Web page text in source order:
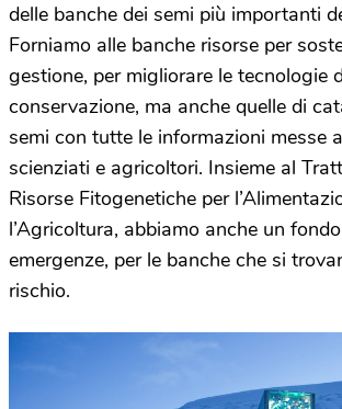
delle banche dei semi più importanti
Forniamo alle banche risorse per
gestione, per migliorare le tecnologie
conservazione, ma anche quelle di
semi con tutte le informazioni messe
scienziati e agricoltori. Insieme al
Risorse Fitogenetiche per
l’Agricoltura, abbiamo anche un
emergenze, per le banche che si
rischio.